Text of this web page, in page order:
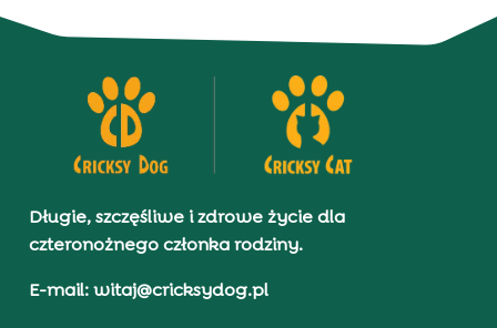
Długie, szczęśliwe i zdrowe życie dla
czteronożnego członka rodziny.
E-mail: witaj@cricksydog.pl